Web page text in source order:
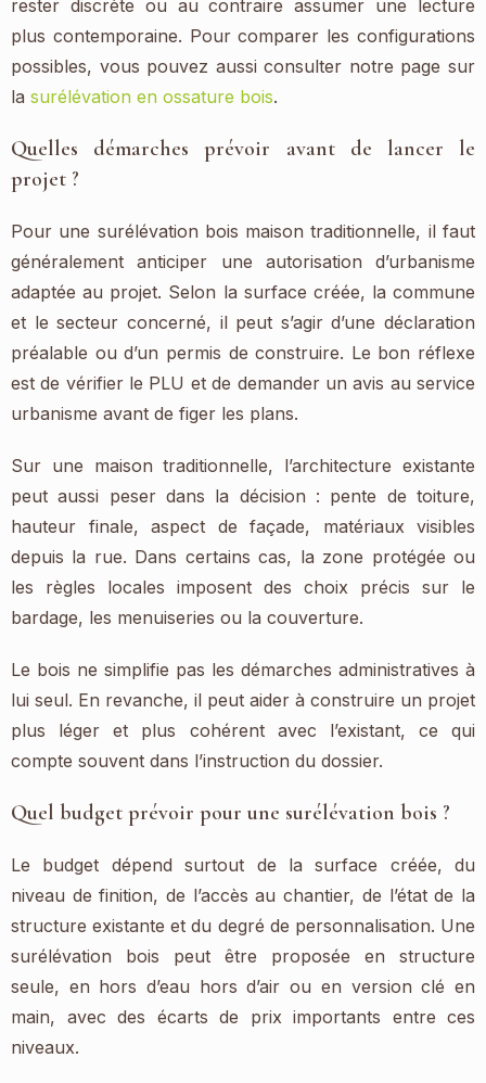
rester discrète ou au contraire assumer une lecture
plus contemporaine. Pour comparer les configurations
possibles, vous pouvez aussi consulter notre page sur
la surélévation en ossature bois.
Quelles démarches prévoir avant de lancer le
projet ?
Pour une surélévation bois maison traditionnelle, il faut
généralement anticiper une autorisation d’urbanisme
adaptée au projet. Selon la surface créée, la commune
et le secteur concerné, il peut s’agir d’une déclaration
préalable ou d’un permis de construire. Le bon réflexe
est de vérifier le PLU et de demander un avis au service
urbanisme avant de figer les plans.
Sur une maison traditionnelle, l’architecture existante
peut aussi peser dans la décision : pente de toiture,
hauteur finale, aspect de façade, matériaux visibles
depuis la rue. Dans certains cas, la zone protégée ou
les règles locales imposent des choix précis sur le
bardage, les menuiseries ou la couverture.
Le bois ne simplifie pas les démarches administratives à
lui seul. En revanche, il peut aider à construire un projet
plus léger et plus cohérent avec l’existant, ce qui
compte souvent dans l’instruction du dossier.
Quel budget prévoir pour une surélévation bois ?
Le budget dépend surtout de la surface créée, du
niveau de finition, de l’accès au chantier, de l’état de la
structure existante et du degré de personnalisation. Une
surélévation bois peut être proposée en structure
seule, en hors d’eau hors d’air ou en version clé en
main, avec des écarts de prix importants entre ces
niveaux.